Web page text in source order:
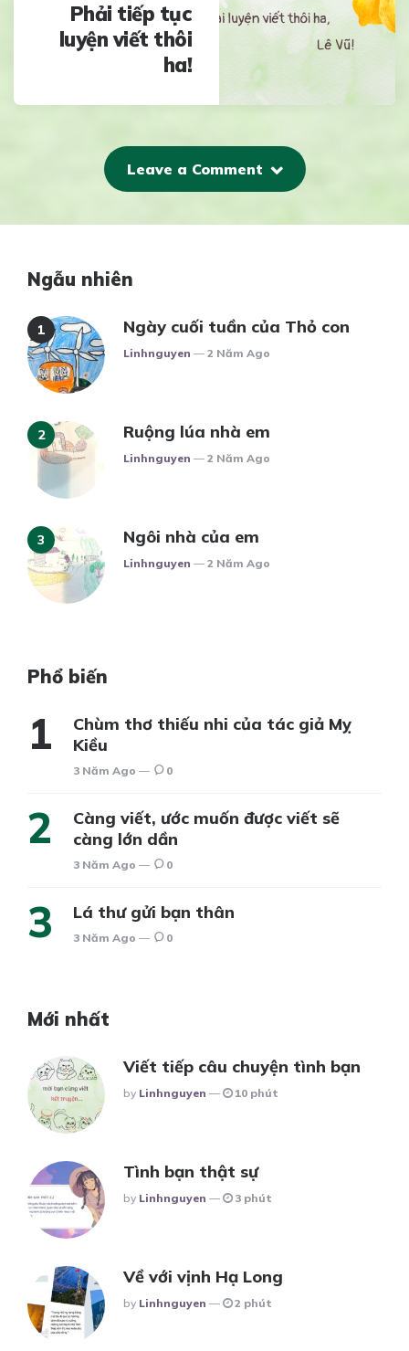
Phải tiếp tục
luyện viết thôi
ha!
Leave a Comment
Ngẫu nhiên
Ngày cuối tuần của Thỏ con
Posted
Linhnguyen 2 Năm Ago
Ruộng lúa nhà em
Posted
Linhnguyen 2 Năm Ago
Ngôi nhà của em
Posted
Linhnguyen 2 Năm Ago
Phổ biến
Chùm thơ thiếu nhi của tác giả Mỵ
Kiều
3 Năm Ago 0
Càng viết, ước muốn được viết sẽ
càng lớn dần
3 Năm Ago 0
Lá thư gửi bạn thân
3 Năm Ago 0
Mới nhất
Viết tiếp câu chuyện tình bạn
Posted
By Linhnguyen 10 phút
Tình bạn thật sự
Posted
By Linhnguyen 3 phút
Về với vịnh Hạ Long
Posted
By Linhnguyen 2 phút